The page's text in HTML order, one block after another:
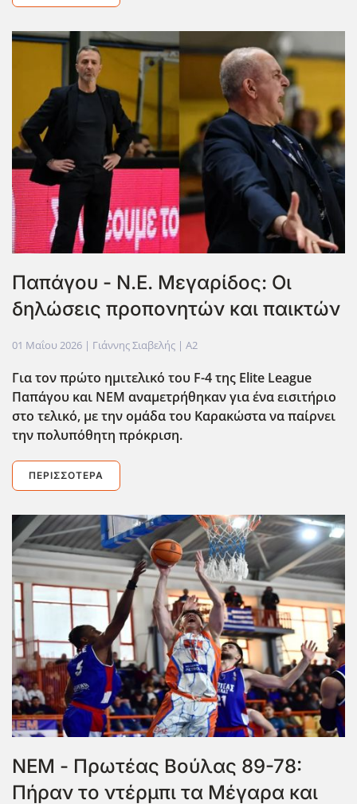
Παπάγου - Ν.Ε. Μεγαρίδος: Οι
δηλώσεις προπονητών και παικτών
01 Μαΐου 2026 | Γιάννης Σιαβελής | A2
Για τον πρώτο ημιτελικό του F-4 της Elite League
Παπάγου και ΝΕΜ αναμετρήθηκαν για ένα εισιτήριο
στο τελικό, με την ομάδα του Καρακώστα να παίρνει
την πολυπόθητη πρόκριση.
ΠΕΡΙΣΣΌΤΕΡΑ
ΝΕΜ - Πρωτέας Βούλας 89-78:
Πήραν το ντέρμπι τα Μέγαρα και